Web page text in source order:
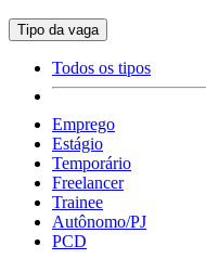
Tipo da vaga
Todos os tipos
Emprego
Estágio
Temporário
Freelancer
Trainee
Autônomo/PJ
PCD